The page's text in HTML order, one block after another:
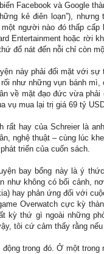
Facebook và Google
kẻ điên loạn”),
người nào đó thấp
Entertainment hoặc rời
đổ nát đến nỗi chỉ còn
này phải đối mặt với
như những vụn bánh
về mặt đạo đức vừa
vụ mua lại trị giá 69 tỷ
rất hay của Schreier là
nghệ thuật – cùng lúc
triển của cuốn sách.
bay bổng này là ý
như không có bối cảnh,
hay phản ứng đối với
Overwatch cực kỳ
kỳ thứ gì ngoài những
tôi cứ cảm thấy rằng
trong đó. Ở một